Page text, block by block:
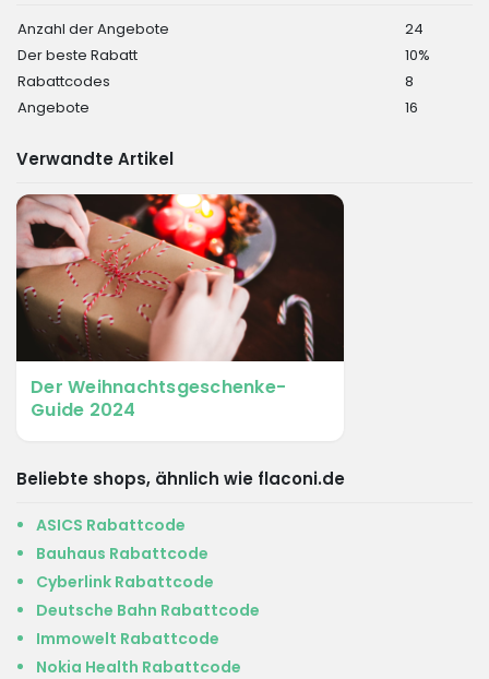
Anzahl der Angebote
24
Der beste Rabatt
10%
Rabattcodes
8
Angebote
16
Verwandte Artikel
Der Weihnachtsgeschenke-
Guide 2024
Beliebte shops, ähnlich wie flaconi.de
ASICS Rabattcode
Bauhaus Rabattcode
Cyberlink Rabattcode
Deutsche Bahn Rabattcode
Immowelt Rabattcode
Nokia Health Rabattcode